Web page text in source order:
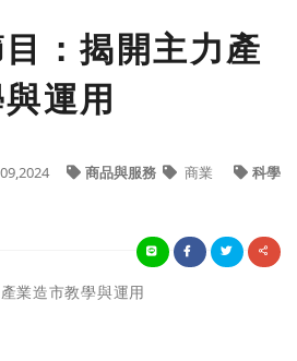
：揭開主力產
運用
商品與服務 商業 科學
業造市教學與運用